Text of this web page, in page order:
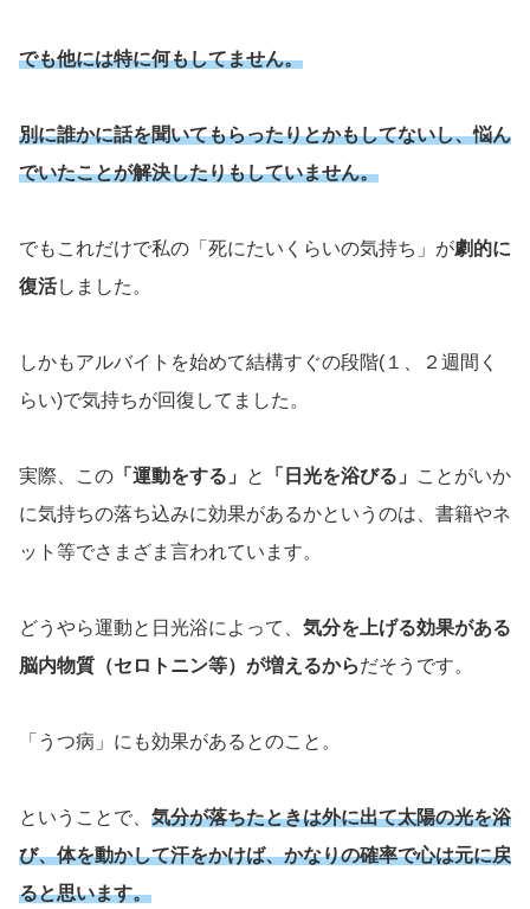
でも他には特に何もしてません。
別に誰かに話を聞いてもらったりとかもしてないし、悩ん
でいたことが解決したりもしていません。
でもこれだけで私の「死にたいくらいの気持ち」が劇的に
復活しました。
しかもアルバイトを始めて結構すぐの段階(１、２週間く
らい)で気持ちが回復してました。
実際、この 「運動をする」 と 「日光を浴びる」
ことがいか
に気持ちの落ち込みに効果があるかというのは、書籍やネ
ット等でさまざま言われています。
どうやら運動と日光浴によって、 気分を上げる効果がある
脳内物質（セロトニン等）が増えるからだそうです。
「うつ病」にも効果があるとのこと。
ということで、 気分が落ちたときは外に出て太陽の光を浴
び、体を動かして汗をかけば、かなりの確率で心は元に戻
ると思います。